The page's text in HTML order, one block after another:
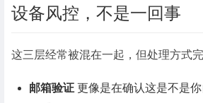
设备风控，不是一回事
这三层经常被混在一起，但处理方式完
邮箱验证 更像是在确认这是不是你